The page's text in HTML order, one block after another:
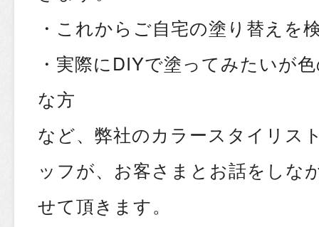
・これからご自宅の塗り替えを
・実際にDIYで塗ってみたいが
な方
など、弊社のカラースタイリス
ッフが、お客さまとお話をしな
せて頂きます。